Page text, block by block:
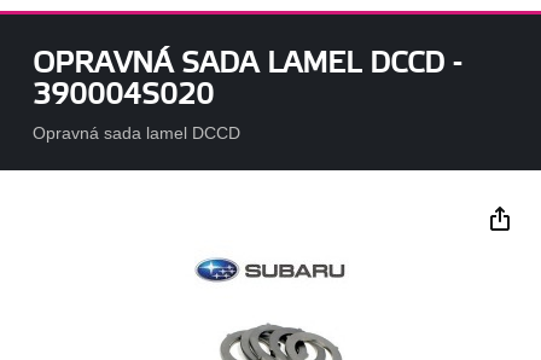
OPRAVNÁ SADA LAMEL DCCD -
390004S020
Opravná sada lamel DCCD